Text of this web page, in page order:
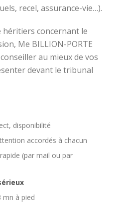
recel, assurance-vie…).
héritiers concernant le
Me BILLION-PORTE
au mieux de vos
devant le tribunal
disponibilité
accordés à chacun
(par mail ou par
mn à pied